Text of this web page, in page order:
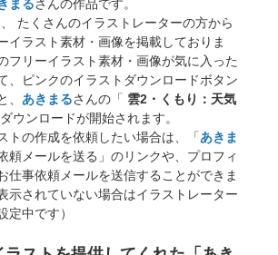
まるさんの作品です。
たくさんのイラストレーターの方から
イラスト素材・画像を掲載しておりま
フリーイラスト素材・画像が気に入った
、ピンクのイラストダウンロードボタン
、 あきまるさんの「 雲2・くもり：天気
ウンロードが開始されます。
トの作成を依頼したい場合は、「あきま
頼メールを送る」のリンクや、プロフィ
仕事依頼メールを送信することができま
示されていない場合はイラストレーター
定中です）